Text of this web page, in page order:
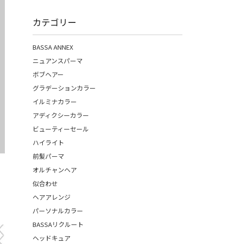
カテゴリー
BASSA ANNEX
ニュアンスパーマ
ボブヘアー
グラデーションカラー
イルミナカラー
アディクシーカラー
ビューティーセール
ハイライト
前髪パーマ
オルチャンヘア
似合わせ
ヘアアレンジ
パーソナルカラー
BASSAリクルート
ヘッドキュア